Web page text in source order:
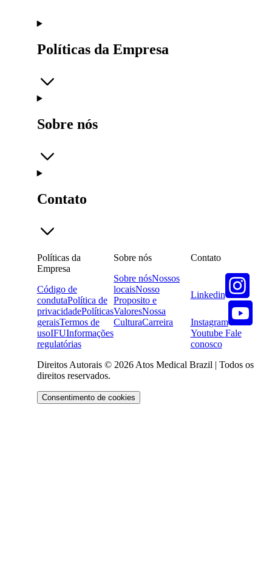
Políticas da Empresa
Sobre nós
Contato
Políticas da
Empresa
Código de
condutaPolítica de
privacidadePolíticas
geraisTermos de
usoIFUInformações
regulatórias
Sobre nós
Sobre nósNossos
locaisNosso
Proposito e
ValoresNossa
CulturaCarreira
Contato
Linkedin
Instagram
Youtube Fale
conosco
Direitos Autorais © 2026 Atos Medical Brazil | Todos os
direitos reservados.
Consentimento de cookies